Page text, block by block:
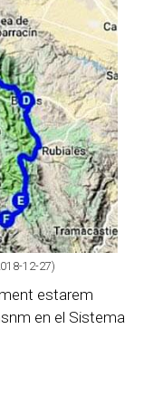
12-27)
estarem
en el Sistema